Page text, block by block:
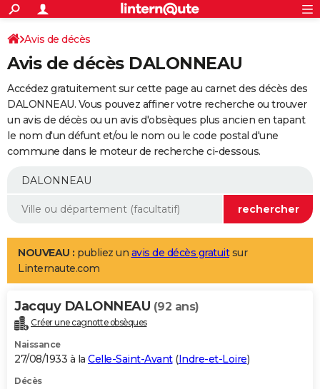
ACTUALITÉS
Politique
Société
Faits Divers
Education
Monde
Villes
+
SPORT
Coupe du monde 2026
Football
Tennis
Cyclisme
Rugby
Forum
Programme TV
TNT
Streaming
Cinéma
Sorties cinéma
Musique
+
FINANCE
Impôts
Immobilier
Risques naturels par ville
Banque
Assurance
Crédit
AUTO
Essais
Réserver un essai
Citadines
Berlines
SUV
Forum auto
+
Mobiles
Meilleur smartphone
Internet
Ordinateurs
Jeux vidéo
Guide high-tech
Aménagement intérieur
LIFESTYLE
Art de vivre
Bien-être
Loisirs
Mode
Modes de vie
Alimentation
Guide de la santé
Maladies
Médicaments
Sommeil
VOYAGE
Destinations
City break
Voyage nature
Voyage de noces
Forum
Climat
+PHOTO
GUIDES D'ACHAT
Avis de décès
Avis de décès DALONNEAU
Accédez gratuitement sur cette page au carnet des décès des
DALONNEAU. Vous pouvez affiner votre recherche ou trouver
un avis de décès ou un avis d'obsèques plus ancien en tapant
le nom d'un défunt et/ou le nom ou le code postal d'une
commune dans le moteur de recherche ci-dessous.
NOUVEAU : publiez un avis de décès gratuitsur
Linternaute.com
Jacquy DALONNEAU (92 ans)
Créer une cagnotte obsèques
Naissance
27/08/1933 à la Celle-Saint-Avant(Indre-et-Loire)
Décès